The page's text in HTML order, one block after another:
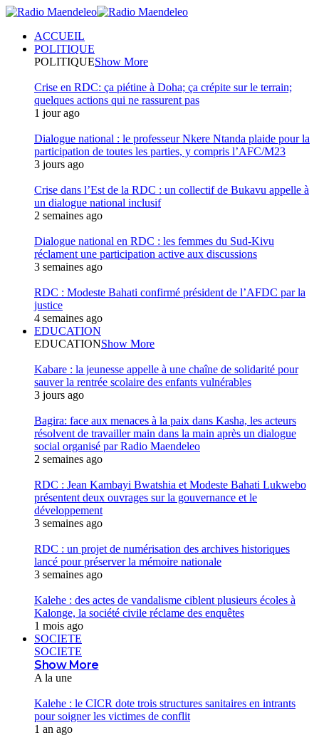
ACCUEIL
POLITIQUE
POLITIQUEShow More
Crise en RDC: ça piétine à Doha; ça crépite sur le terrain;
quelques actions qui ne rassurent pas
1 jour ago
Dialogue national : le professeur Nkere Ntanda plaide pour la
participation de toutes les parties, y compris l’AFC/M23
3 jours ago
Crise dans l’Est de la RDC : un collectif de Bukavu appelle à
un dialogue national inclusif
2 semaines ago
Dialogue national en RDC : les femmes du Sud-Kivu
réclament une participation active aux discussions
3 semaines ago
RDC : Modeste Bahati confirmé président de l’AFDC par la
justice
4 semaines ago
EDUCATION
EDUCATIONShow More
Kabare : la jeunesse appelle à une chaîne de solidarité pour
sauver la rentrée scolaire des enfants vulnérables
3 jours ago
Bagira: face aux menaces à la paix dans Kasha, les acteurs
résolvent de travailler main dans la main après un dialogue
social organisé par Radio Maendeleo
2 semaines ago
RDC : Jean Kambayi Bwatshia et Modeste Bahati Lukwebo
présentent deux ouvrages sur la gouvernance et le
développement
3 semaines ago
RDC : un projet de numérisation des archives historiques
lancé pour préserver la mémoire nationale
3 semaines ago
Kalehe : des actes de vandalisme ciblent plusieurs écoles à
Kalonge, la société civile réclame des enquêtes
1 mois ago
SOCIETE
SOCIETE
Show More
A la une
Kalehe : le CICR dote trois structures sanitaires en intrants
pour soigner les victimes de conflit
1 an ago